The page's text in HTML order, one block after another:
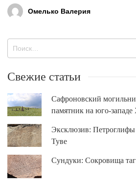
Омелько Валерия
Свежие статьи
Сафроновский
памятник на юго-западе
Эксклюзив:
Туве
Сундуки: Сокровища